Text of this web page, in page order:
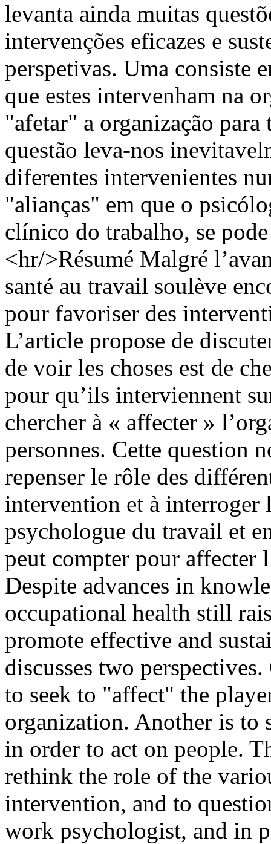
levanta ainda muitas
intervenções eficazes e
perspetivas. Uma consiste
que estes intervenham na
"afetar" a organização para
questão leva-nos
diferentes intervenientes
"alianças" em que o
clínico do trabalho, se
<hr/>Résumé Malgré
santé au travail soulève
pour favoriser des
L’article propose de
de voir les choses est de
pour qu’ils interviennent
chercher à « affecter »
personnes. Cette question
repenser le rôle des
intervention et à interroger
psychologue du travail et
peut compter pour affecter
Despite advances in
occupational health still
promote effective and
discusses two
to seek to "affect" the
organization. Another is to
in order to act on people.
rethink the role of the
intervention, and to
work psychologist, and in